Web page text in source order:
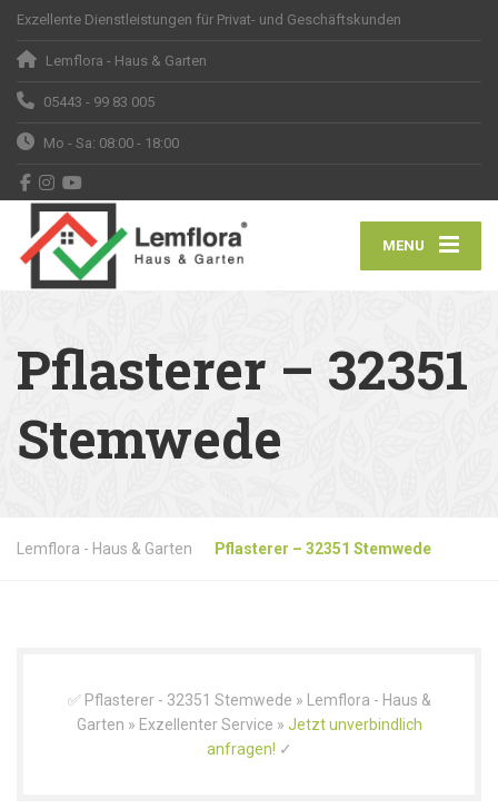
Exzellente Dienstleistungen für Privat- und Geschäftskunden
Lemflora - Haus & Garten
05443 - 99 83 005
Mo - Sa: 08:00 - 18:00
MENU
Pflasterer – 32351
Stemwede
Lemflora - Haus & Garten Pflasterer – 32351 Stemwede
✅ Pflasterer - 32351 Stemwede » Lemflora - Haus &
Garten » Exzellenter Service » Jetzt unverbindlich
anfragen! ✓